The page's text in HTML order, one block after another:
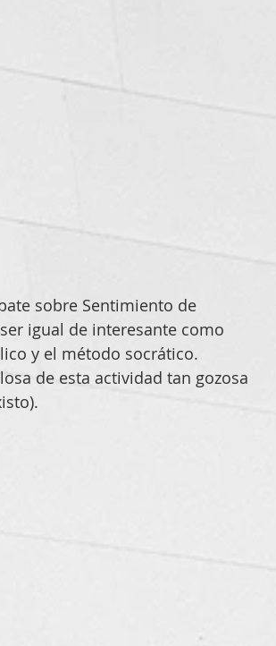
sobre Sentimiento de
igual de interesante como
y el método socrático.
de esta actividad tan gozosa